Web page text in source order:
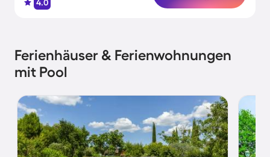
4.0
Ferienhäuser & Ferienwohnungen
mit Pool